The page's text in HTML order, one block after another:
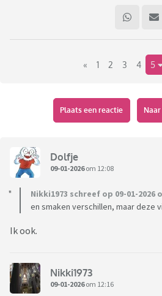
lopen. Tegenwoordig niet meer. En
dan ook voornamelijk sneakers
sketchers. Ik ben nu op zoek naar
comfortabel zitten en er netjes
schoenenwinkel geweest maar het
comfortabel zijn of netjes, maar
hier iemand de gouden tip voor
« 1 2 3 4 5
Plaats een reactie
Dolfje
09-01-2026om 12:08
Nikki1973 schreef op 09-01-2026
en smaken verschillen, maar deze
Ik ook.
Nikki1973
09-01-2026om 12:16